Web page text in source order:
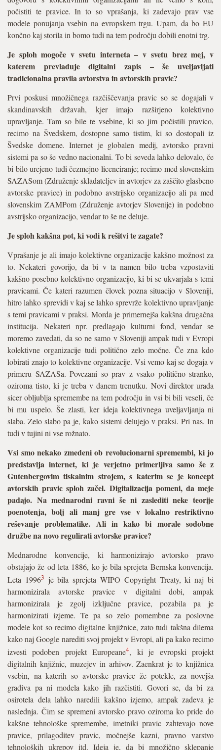
Je sploh mogoče v svetu interneta – v svetu brez mej, v
katerem prevladuje digitalni zapis – še uveljavljati
tradicionalna pravila avtorstva in avtorskih pravic?
Prvi poskusi množičnega razčiščevanja pravic so se dogajali v
skandinavskih državah, kjer imajo razširjeno kolektivno
upravljanje. Tam so bile te vsebine, ki so jim počistili pravico,
recimo na Švedskem, dostopne samo tistim, ki so dostopali iz
Švedske domene. Internet je globalen medij, avtorsko pravni
sistemi pa so še vedno nacionalni. To bi seveda lahko delovalo, če
bi bilo urejeno tudi čezmejno licenciranje; recimo med slovenskim
SAZASom (Združenje skladateljev in avtorjev za zaščito glasbeno
avtorske pravice) in podobno avstrijsko organizacijo ali pa med
slovenskim ZAMPom (Združenje avtorjev Slovenije) in podobno
avstrijsko organizacijo, vendar to še ne deluje.
Je sploh kakšna pot, ki vodi k rešitvi te zagate?
Vprašanje je ali imajo kolektivne organizacije kakšno možnost za
to. Nekateri govorijo, da bi v ta namen bilo treba vzpostaviti
kakšno posebno kolektivno organizacijo, ki bi se ukvarjala s temi
pravicami. Če kateri razumen človek pozna situacijo v Sloveniji,
hitro lahko sprevidi v kaj se lahko sprevrže kolektivno upravljanje
s temi pravicami v praksi. Morda je primernejša kakšna drugačna
institucija. Nekateri npr. predlagajo kulturni fond, vendar se
moremo zavedati, da so ne samo v Sloveniji ampak tudi v Evropi
kolektivne organizacije tudi politično zelo močne. Če zna kdo
lobirati znajo to kolektivne organizacije. Vsi vemo kaj se dogaja v
primeru SAZASa. Povezani so prav z vsako politično stranko,
oziroma tisto, ki je treba v danem trenutku. Novi direktor urada
sicer obljublja spremembe na tem področju in vsi bi bili veseli, če
bi mu uspelo. Še zlasti, ker ideja kolektivnega uveljavljanja ni
slaba. Zelo slabo pa je, kako sistemi delujejo v praksi. Pri nas. In
tudi v tujini ni vse rožnato.
Vsi smo nekako zmedeni ob revolucionarni spremembi, ki jo
predstavlja internet, ki je verjetno primerljiva samo še z
Gutenbergovim tiskalnim strojem, s katerim se je koncept
avtorskih pravic sploh začel. Digitalizacija pomeni, da meje
padajo. Na mednarodni ravni še ni zaslediti neke teorije
poenotenja, bolj ali manj gre vse v lokalno restriktivno
reševanje problematike. Ali in kako bi morale sodobne
družbe na novo regulirati avtorske pravice?
Mednarodne konvencije, ki harmonizirajo avtorsko pravo
obstajajo že od leta 1886, ko je bila sprejeta Bernska konvencija.
Leta 19963 je bila sprejeta WIPO Copyright Treaty, ki naj bi
harmonizirala avtorske pravice v digitalni dobi, ampak
harmonizirala je zgolj izključne pravice, pozabila pa je
harmonizirati izjeme. Te pa so zelo pomembne za poslovne
modele kot so recimo digitalne knjižnice, zato tudi takšna dilema
kako naj Google narediti svoj projekt v Evropi, ali pa kako recimo
izvesti podoben projekt Europeane4, ki je evropski projekt
digitalnih knjižnic, muzejev in arhivov. Zaenkrat je to knjižnica
vsebin, na katerih so avtorske pravice že potekle, za novejša
gradiva pa ni modela kako jih razčistiti. Govori se, da bi za
osirotela dela lahko naredili kakšno izjemo, ampak zadeva je
naslednja. Čim se spremeni avtorsko pravo oziroma ko pride do
kakšne tehnološke spremembe, imetniki pravic zahtevajo nove
pravice, prilagoditev pravic, močnejše kazni, pravno varstvo
tehnoloških ukrepov itd. Ideja je, da bi množično sklepanje